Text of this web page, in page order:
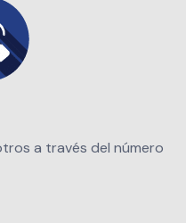
a través del número